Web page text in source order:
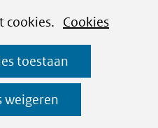
cookies. Cookies
toestaan
weigeren
Ga
naar
de
inhoud